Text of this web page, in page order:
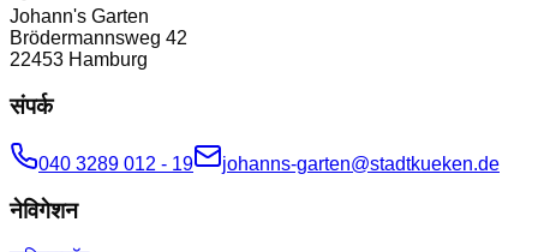
Johann's Garten
Brödermannsweg 42
22453 Hamburg
संपर्क
040 3289 012 - 19 johanns-garten@stadtkueken.de
नेविगेशन